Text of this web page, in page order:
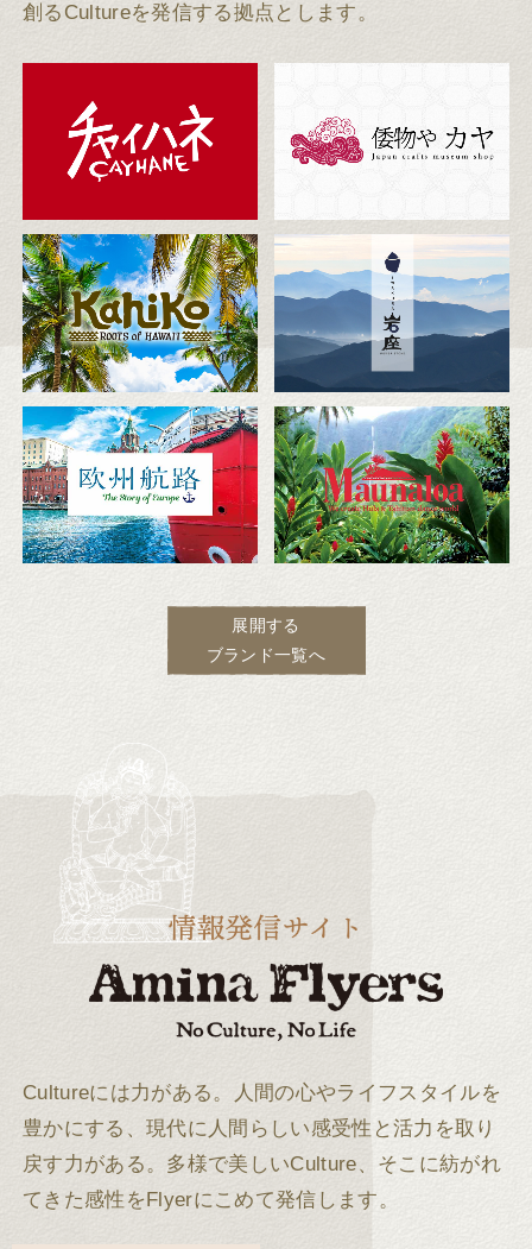
創るCultureを発信する拠点とします。
展開する
ブランド一覧へ
Cultureには力がある。
人間の心やライフスタイルを
豊かにする、現代に人間らしい感受性と活力を取り
戻す力がある。 多様で美しいCulture、そこに紡がれ
てきた感性をFlyerにこめて発信します。